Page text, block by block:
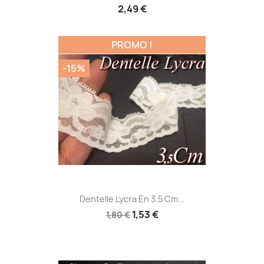
2,49 €
Dentelle Lycra En 3.5 Cm...
1,80 € 1,53 €
PROMO !
-15%